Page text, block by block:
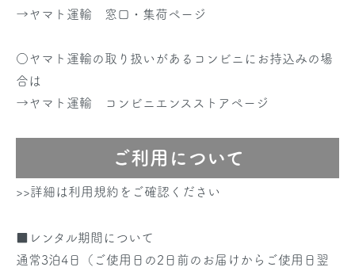
→ヤマト運輸 窓口・集荷ページ
○ヤマト運輸の取り扱いがあるコンビニにお持込みの場
合は
→ヤマト運輸 コンビニエンスストアページ
ご利用について
>>詳細は利用規約をご確認ください
■レンタル期間について
通常3泊4日（ご使用日の2日前のお届けからご使用日翌